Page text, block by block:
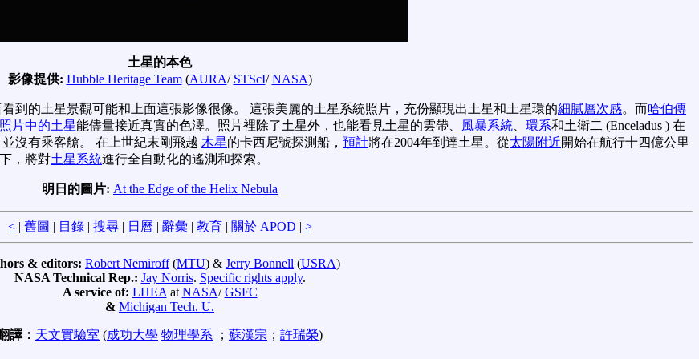
土星的本色
影像提供: Hubble Heritage Team(AURA/ STScI/NASA)
到的土星景觀可能和上面這張影像很像。 這張美麗的土星系統照片，充份顯現出土星和土星環的細膩層次感。而哈伯傳
照片中的土星能儘量接近真實的色澤。照片裡除了土星外，也能看見土星的雲帶、 風暴系統、 環系和土衛二 (Enceladus ) 在
沒有乘客艙。 在上世紀末剛飛越 木星的卡西尼號探測船， 預計將在2004年到達土星。從太陽附近開始在航行十四億公里
，將對土星系統進行全自動化的遙測和探索。
明日的圖片: At the Edge of the Helix Nebula
<| 舊圖 | 目錄| 搜尋| 日曆 | 辭彙 | 教育| 關於 APOD | >
& editors: Robert Nemiroff(MTU) & Jerry Bonnell (USRA)
NASA Technical Rep.: Jay Norris. Specific rights apply.
A service of: LHEAatNASA/GSFC
& Michigan Tech. U.
譯： 天文實驗室 (成功大學 物理學系 ； 蘇漢宗 ； 許瑞榮)